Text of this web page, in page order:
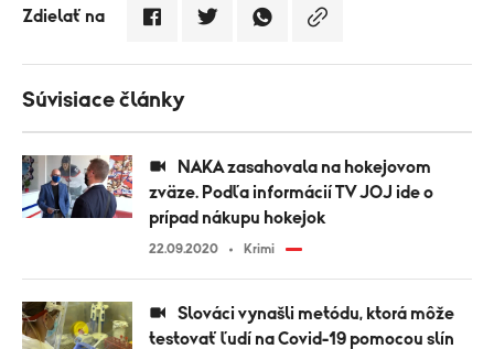
Zdielať na
Súvisiace články
zväze. Podľa informácií TV JOJ ide o
prípad nákupu hokejok
22.09.2020 Krimi
testovať ľudí na Covid-19 pomocou slín